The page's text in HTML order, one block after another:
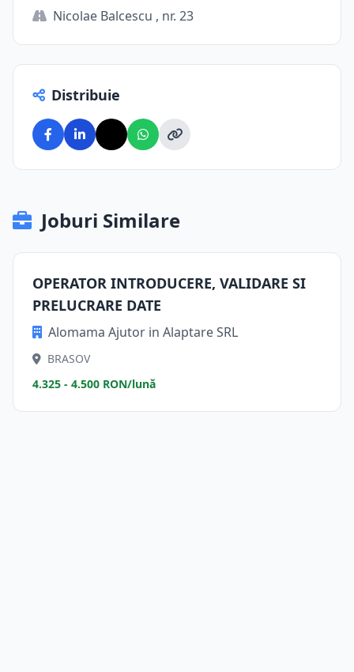
Nicolae Balcescu , nr. 23
Distribuie
Joburi Similare
OPERATOR INTRODUCERE, VALIDARE SI
PRELUCRARE DATE
Alomama Ajutor in Alaptare SRL
BRASOV
4.325 - 4.500 RON/lună